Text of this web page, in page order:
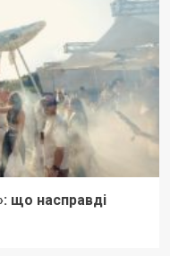
що насправді